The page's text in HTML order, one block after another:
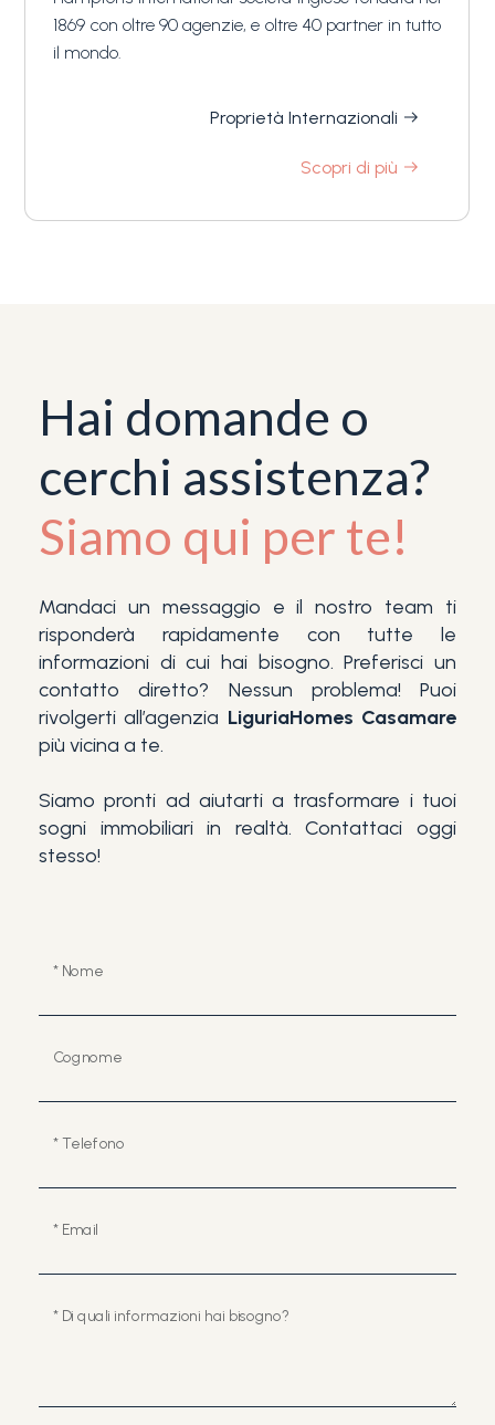
1869 con oltre 90 agenzie, e oltre 40 partner in tutto
il mondo.
Proprietà Internazionali
Scopri di più
Hai domande o
cerchi assistenza?
Siamo qui per te!
Mandaci un messaggio e il nostro team ti
risponderà rapidamente con tutte le
informazioni di cui hai bisogno. Preferisci un
contatto diretto? Nessun problema! Puoi
rivolgerti all’agenzia LiguriaHomes Casamare
più vicina a te.
Siamo pronti ad aiutarti a trasformare i tuoi
sogni immobiliari in realtà. Contattaci oggi
stesso!
* Nome
Cognome
* Telefono
* Email
* Di quali informazioni hai bisogno?